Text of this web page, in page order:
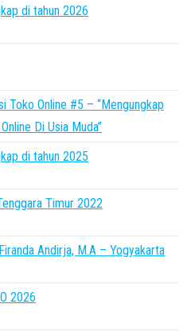
di tahun 2026
Toko Online #5 – “Mengungkap
Di Usia Muda”
di tahun 2025
Timur 2022
Andirja, M.A – Yogyakarta
2026